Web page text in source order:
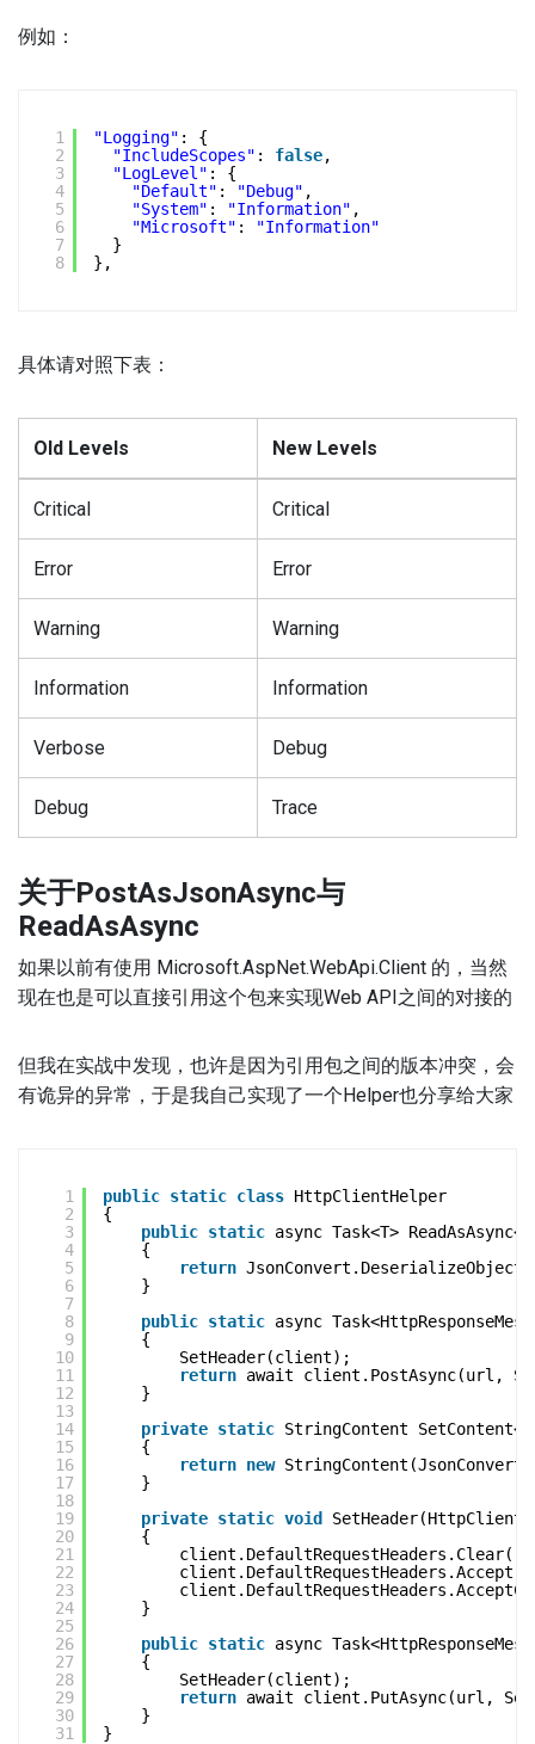
例如：
1
2
3
4
5
6
7
8
"Logging" : {
"IncludeScopes" : false,
"LogLevel" : {
"Default" : "Debug" ,
"System" : "Information" ,
"Microsoft" :
"Information"
}
},
具体请对照下表：
Old Levels New Levels
Critical Critical
Error Error
Warning Warning
Information Information
Verbose Debug
Debug Trace
关于PostAsJsonAsync与
ReadAsAsync
如果以前有使用 Microsoft.AspNet.WebApi.Client 的，当然
现在也是可以直接引用这个包来实现Web API之间的对接的
但我在实战中发现，也许是因为引用包之间的版本冲突，会
有诡异的异常，于是我自己实现了一个Helper也分享给大家
1
2
3
4
5
6
7
8
9
10
11
12
13
14
15
16
17
18
19
20
21
22
23
24
25
26
27
28
29
30
31
public static class HttpClientHelper
{
public static async Task<T>
{
return
}
public static async
{
SetHeader(client);
return await client.PostAsync(url,
}
private static StringContent
{
return new
}
private static void
{
client.DefaultRequestHeaders.Clear();
}
public static async
{
SetHeader(client);
return await client.PutAsync(url,
}
}